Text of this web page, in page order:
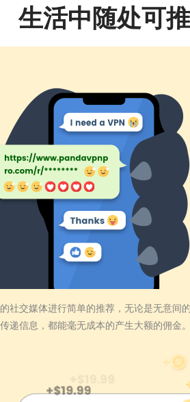
生活中随处可
社交媒体进行简单的推荐，无论是无意间
递信息，都能毫无成本的产生大额的佣金。